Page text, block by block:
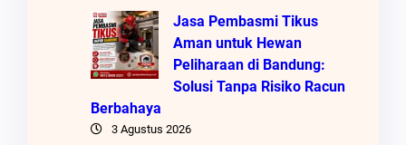
Jasa Pembasmi Tikus
Aman untuk Hewan
Peliharaan di Bandung:
Solusi Tanpa Risiko Racun
Berbahaya
3 Agustus 2026